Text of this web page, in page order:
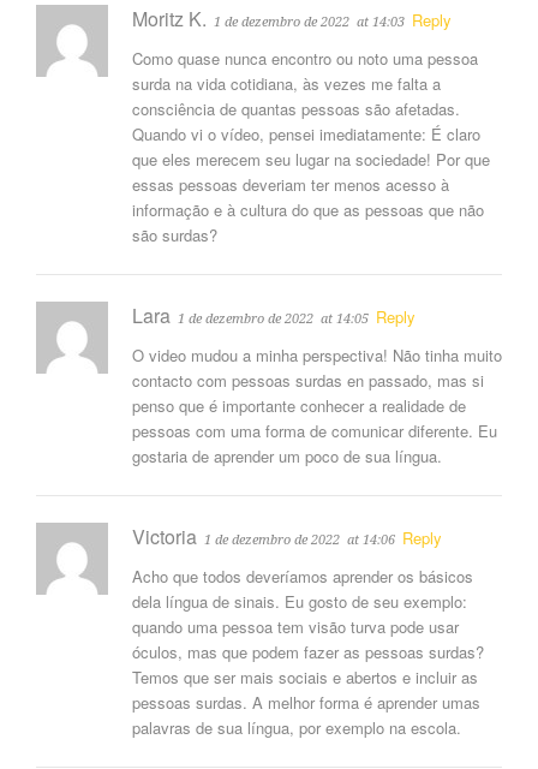
Moritz K. 1 de dezembro de 2022 at 14:03 Reply
Como quase nunca encontro ou noto uma pessoa
surda na vida cotidiana, às vezes me falta a
consciência de quantas pessoas são afetadas.
Quando vi o vídeo, pensei imediatamente: É claro
que eles merecem seu lugar na sociedade! Por que
essas pessoas deveriam ter menos acesso à
informação e à cultura do que as pessoas que não
são surdas?
Lara 1 de dezembro de 2022 at 14:05 Reply
O video mudou a minha perspectiva! Não tinha muito
contacto com pessoas surdas en passado, mas si
penso que é importante conhecer a realidade de
pessoas com uma forma de comunicar diferente. Eu
gostaria de aprender um poco de sua língua.
Victoria 1 de dezembro de 2022 at 14:06 Reply
Acho que todos deveríamos aprender os básicos
dela língua de sinais. Eu gosto de seu exemplo:
quando uma pessoa tem visão turva pode usar
óculos, mas que podem fazer as pessoas surdas?
Temos que ser mais sociais e abertos e incluir as
pessoas surdas. A melhor forma é aprender umas
palavras de sua língua, por exemplo na escola.